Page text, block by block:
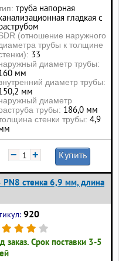
труба напорная
гладкая с
(отношение наружного
трубы к толщине
33
диаметр трубы:
мм
диаметр трубы:
мм
диаметр
трубы: 186,0 мм
стенки трубы: 4,9
− + Купить
стенка 6,9 мм, длина
920
заказ. Срок поставки 3-5